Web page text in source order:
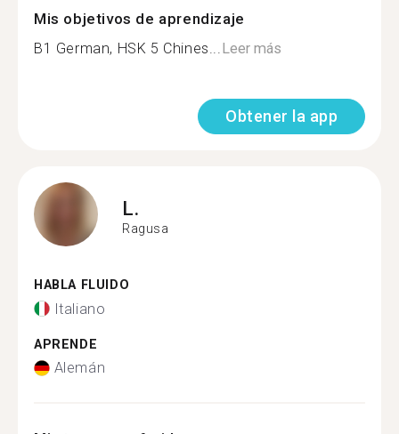
Mis objetivos de aprendizaje
B1 German, HSK 5 Chines...Leer más
Obtener la app
L.
Ragusa
HABLA FLUIDO
Italiano
APRENDE
Alemán